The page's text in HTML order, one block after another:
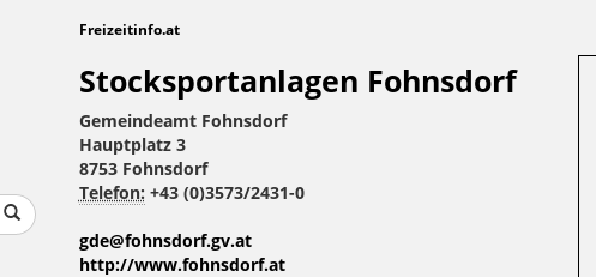
Freizeitinfo.at
Stocksportanlagen Fohnsdorf
Gemeindeamt Fohnsdorf
Hauptplatz 3
8753 Fohnsdorf
Telefon: +43 (0)3573/2431-0
gde@fohnsdorf.gv.at
http://www.fohnsdorf.at